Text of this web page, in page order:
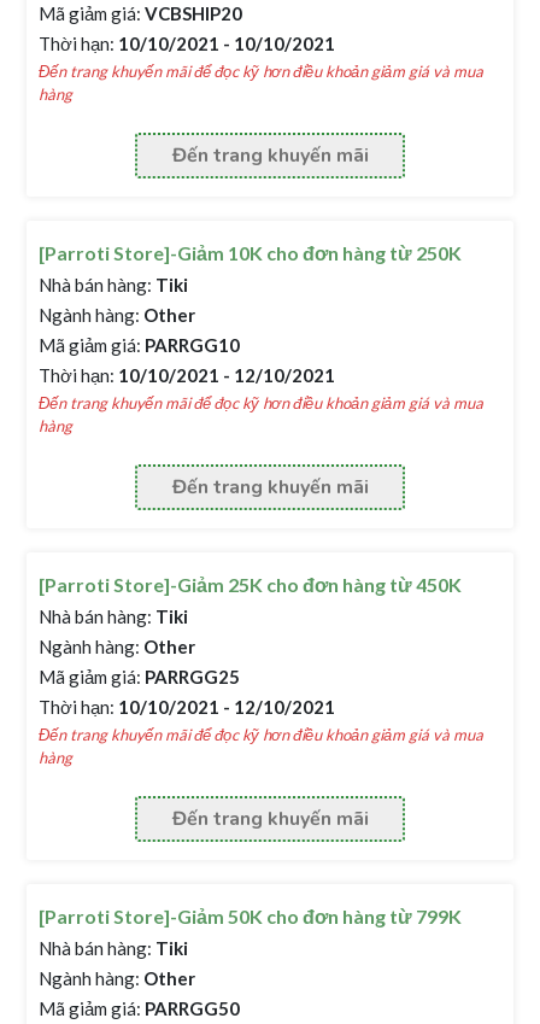
Mã giảm giá: VCBSHIP20
Thời hạn: 10/10/2021 - 10/10/2021
Đến trang khuyến mãi để đọc kỹ hơn điều khoản giảm giá và mua
hàng
Đến trang khuyến mãi
[Parroti Store]-Giảm 10K cho đơn hàng từ 250K
Nhà bán hàng: Tiki
Ngành hàng: Other
Mã giảm giá: PARRGG10
Thời hạn: 10/10/2021 - 12/10/2021
Đến trang khuyến mãi để đọc kỹ hơn điều khoản giảm giá và mua
hàng
Đến trang khuyến mãi
[Parroti Store]-Giảm 25K cho đơn hàng từ 450K
Nhà bán hàng: Tiki
Ngành hàng: Other
Mã giảm giá: PARRGG25
Thời hạn: 10/10/2021 - 12/10/2021
Đến trang khuyến mãi để đọc kỹ hơn điều khoản giảm giá và mua
hàng
Đến trang khuyến mãi
[Parroti Store]-Giảm 50K cho đơn hàng từ 799K
Nhà bán hàng: Tiki
Ngành hàng: Other
Mã giảm giá: PARRGG50